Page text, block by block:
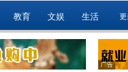
教育 文娱 生活
广告